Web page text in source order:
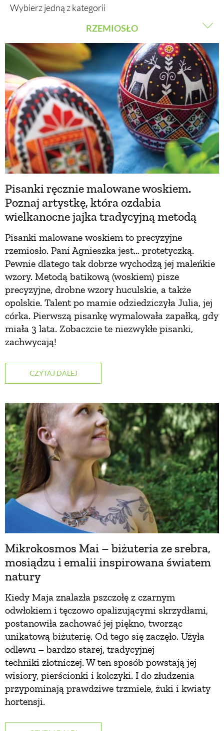
Wybierz jedną z kategorii
RZEMIOSŁO
RZEMIOSŁO
ZWYCZAJE
ZRÓB TO SAM
Pisanki ręcznie malowane woskiem.
Poznaj artystkę, która ozdabia
wielkanocne jajka tradycyjną metodą
Pisanki malowane woskiem to precyzyjne
rzemiosło. Pani Agnieszka jest… protetyczką.
Pewnie dlatego tak dobrze wychodzą jej maleńkie
wzory. Metodą batikową (woskiem) pisze
precyzyjne, drobne wzory huculskie, a także
opolskie. Talent po mamie odziedziczyła Julia, jej
córka. Pierwszą pisankę wymalowała zapałką, gdy
miała 3 lata. Zobaczcie te niezwykłe pisanki,
zachwycają!
CZYTAJ DALEJ
Mikrokosmos Mai – biżuteria ze srebra,
mosiądzu i emalii inspirowana światem
natury
Kiedy Maja znalazła pszczołę z czarnym
odwłokiem i tęczowo opalizującymi skrzydłami,
postanowiła zachować jej piękno, tworząc
unikatową biżuterię. Od tego się zaczęło. Użyła
odlewu – bardzo starej, tradycyjnej
techniki złotniczej. W ten sposób powstają jej
wisiory, pierścionki i kolczyki. I do złudzenia
przypominają prawdziwe trzmiele, żuki i kwiaty
hortensji.
BUDUJEMY DOM
OGRÓD
WARZYWA I OWOCE
ROŚLINY OGRODOWE
PORADY
ZIELEŃ W DOMU
PROJEKTOWANIE OGRODU
NATURALNIE
URODA
NATURALNA APTECZKA
PRZYRODA
ZWIERZĘTA DOMOWE
ZWIERZĘTA W NATURZE
GRZYBY
KRAJOBRAZ
RĘKODZIEŁO
RZEMIOSŁO
ZWYCZAJE
ZRÓB TO SAM
PRZEPISY
ŚNIADANIA